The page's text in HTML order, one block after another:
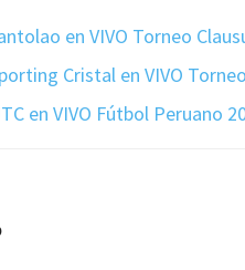
en VIVO Torneo
Cristal en VIVO
en VIVO Fútbol Peruano